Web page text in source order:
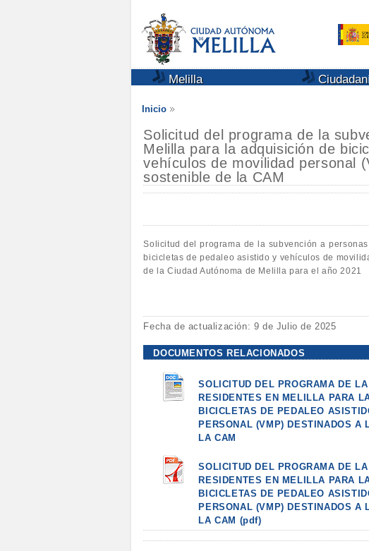
Melilla
Inicio
Solicitud del programa de la
Melilla para la adquisición de
vehículos de movilidad personal
sostenible de la CAM
Solicitud del programa de la subvención a
bicicletas de pedaleo asistido y vehículos de
de la Ciudad Autónoma de Melilla para el año 2021
Fecha de actualización: 9 de Julio de 2025
DOCUMENTOS RELACIONADOS
SOLICITUD DEL PROGRAMA DE
RESIDENTES EN MELILLA PARA
BICICLETAS DE PEDALEO
PERSONAL (VMP) DESTINADOS A
LA CAM
SOLICITUD DEL PROGRAMA DE
RESIDENTES EN MELILLA PARA
BICICLETAS DE PEDALEO
PERSONAL (VMP) DESTINADOS A
LA CAM (pdf)